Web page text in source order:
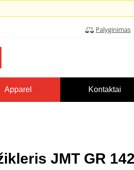
Palyginimas
Apparel Kontaktai
JMT GR